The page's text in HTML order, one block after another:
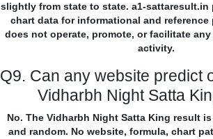
slightly from state to state. a1-sattaresult.in
chart data for informational and reference
does not operate, promote, or facilitate
activity.
Q9. Can any website predict
Vidharbh Night Satta
No. The Vidharbh Night Satta King result
and random. No website, formula, chart